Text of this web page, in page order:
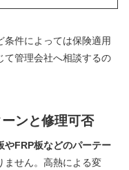
件によっては保険適用
て管理会社へ相談するの
ンと修理可否
やFRP板などのパーテー
ません。高熱による変